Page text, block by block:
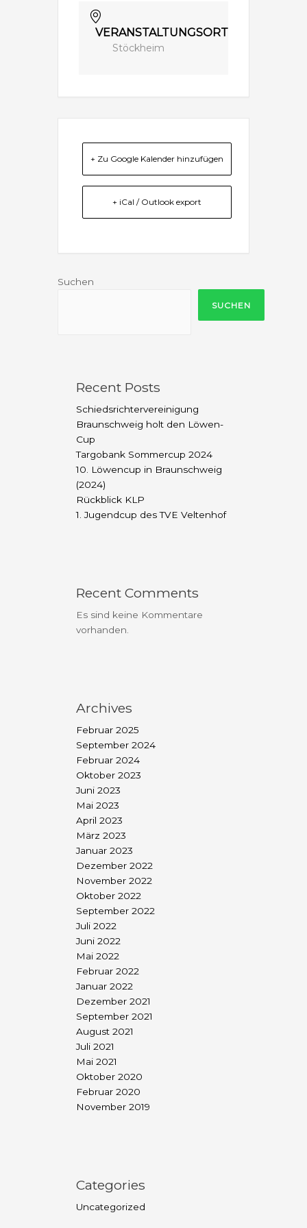
VERANSTALTUNGSORT
Stöckheim
+ Zu Google Kalender hinzufügen
+ iCal / Outlook export
Suchen
SUCHEN
Recent Posts
Schiedsrichtervereinigung
Braunschweig holt den Löwen-
Cup
Targobank Sommercup 2024
10. Löwencup in Braunschweig
(2024)
Rückblick KLP
1. Jugendcup des TVE Veltenhof
Recent Comments
Es sind keine Kommentare
vorhanden.
Archives
Februar 2025
September 2024
Februar 2024
Oktober 2023
Juni 2023
Mai 2023
April 2023
März 2023
Januar 2023
Dezember 2022
November 2022
Oktober 2022
September 2022
Juli 2022
Juni 2022
Mai 2022
Februar 2022
Januar 2022
Dezember 2021
September 2021
August 2021
Juli 2021
Mai 2021
Oktober 2020
Februar 2020
November 2019
Categories
Uncategorized